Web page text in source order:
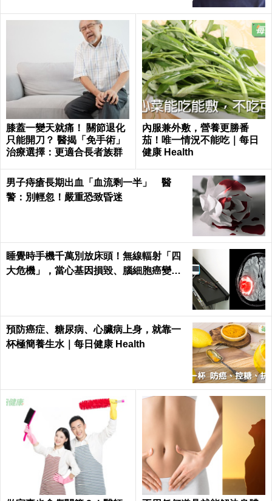
膝蓋一變天就痛！ 關節退化
只能開刀？ 醫揭「免手術」
治療選擇：更適合長者族群
內服兼外敷，營養更勝番
茄！唯一情況不能吃｜每日
健康 Health
男子痔瘡長期出血「血流剩一半」 醫
警：別輕忽！嚴重恐致昏迷
睡覺時手機千萬別放床頭！無線輻射「四
大危機」，當心基因損毀、腦細胞癌變！
預防癌症、糖尿病、心臟病上身，就靠一
杯極簡養生水｜每日健康 Health